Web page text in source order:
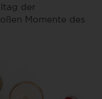
der
Momente des